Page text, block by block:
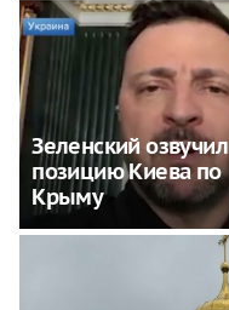
Зеленский озвучил
позицию Киева по
Крыму